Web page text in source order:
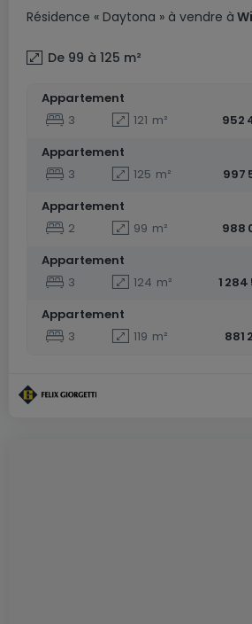
Résidence « Daytona » à vendre à
De 99 à 125 m²
Appartement
3
121 m²
952
Appartement
3
125 m²
997
Appartement
2
99 m²
988
Appartement
3
124 m²
1
Appartement
3
119 m² 881